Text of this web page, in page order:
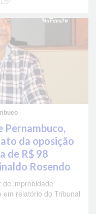
Pernambuco,
da oposição
de R$ 98
Rosendo
improbidade
relatório do Tribunal